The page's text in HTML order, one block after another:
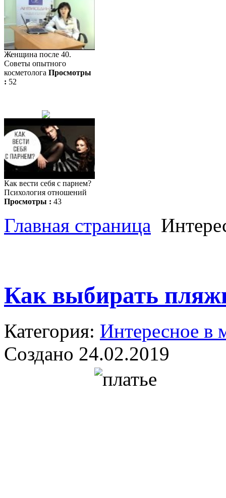
Женщина после 40.
Советы опытного
косметолога Просмотры
: 52
Как вести себя с парнем?
Психология отношений
Просмотры : 43
Главная страница
Как выбирать
Категория: Интересное в
Создано 24.02.2019